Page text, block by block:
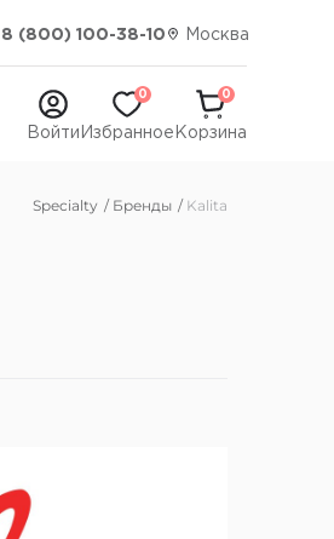
8 (800) 100-38-10 Москва
Войти
0
Избранное
0
Корзина
Specialty Бренды Kalita